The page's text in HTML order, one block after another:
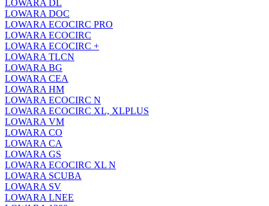
LOWARA DL
LOWARA DOC
LOWARA ECOCIRC PRO
LOWARA ECOCIRC
LOWARA ECOCIRC +
LOWARA TLCN
LOWARA BG
LOWARA CEA
LOWARA HM
LOWARA ECOCIRC N
LOWARA ECOCIRC XL, XLPLUS
LOWARA VM
LOWARA CO
LOWARA CA
LOWARA GS
LOWARA ECOCIRC XL N
LOWARA SCUBA
LOWARA SV
LOWARA LNEE